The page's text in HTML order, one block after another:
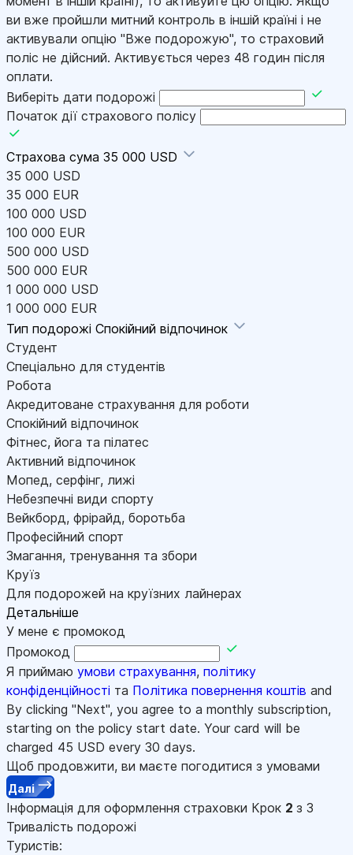
ви вже пройшли митний контроль в іншій країні і не
активували опцію "Вже подорожую", то страховий
поліс не дійсний. Активується через 48 годин після
оплати.
Виберіть дати подорожі
Початок дії страхового полісу
Страхова сума 35 000 USD
35 000 USD
35 000 EUR
100 000 USD
100 000 EUR
500 000 USD
500 000 EUR
1 000 000 USD
1 000 000 EUR
Тип подорожі Спокійний відпочинок
Студент
Спеціально для студентів
Робота
Акредитоване страхування для роботи
Спокійний відпочинок
Фітнес, йога та пілатес
Активний відпочинок
Мопед, серфінг, лижі
Небезпечні види спорту
Вейкборд, фрірайд, боротьба
Професійний спорт
Змагання, тренування та збори
Круїз
Для подорожей на круїзних лайнерах
Детальніше
У мене є промокод
Промокод
Я приймаю умови страхування, політику
конфіденційності та Політика повернення коштів and
By clicking "Next", you agree to a monthly subscription,
starting on the policy start date. Your card will be
charged 45 USD every 30 days.
Щоб продовжити, ви маєте погодитися з умовами
Далі
Інформація для оформлення страховки Крок 2 з 3
Тривалість подорожі
Туристів: